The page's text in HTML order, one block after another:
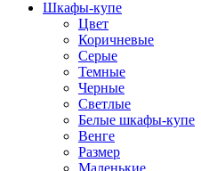
Шкафы-купе
Цвет
Коричневые
Серые
Темные
Черные
Светлые
Белые шкафы-купе
Венге
Размер
Маленькие